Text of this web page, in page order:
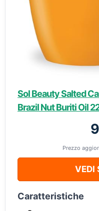
Sol Beauty Salted
Brazil Nut Buriti Oil
Prezzo
VEDI
Caratteristiche